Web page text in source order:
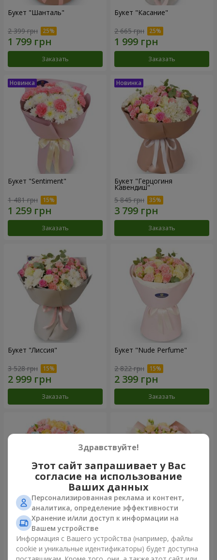
Букет "Шанталь"
2 399 грн
Заказать
Букет "Касание"
2 665 грн
Заказать
Букет "Sentiment"
1 481 грн
Заказать
Букет "Герцогиня
Кавендиш"
5 845 грн
Заказать
Букет "Лиссия"
3 528 грн
Заказать
Букет "Nude Perfume"
2 822 грн
Заказать
Букет "Нежность рассвета"
4 212 грн
Букет "Прикосновение
нежности"
2 624 грн
Здравствуйте!
Этот сайт запрашивает у Вас
согласие на использование
Ваших данных
Персонализированная реклама и контент,
аналитика, определение эффективности
Хранение и/или доступ к информации на
Вашем устройстве
Информация с Вашего устройства (например, файлы
cookie и уникальные идентификаторы) будет доступна